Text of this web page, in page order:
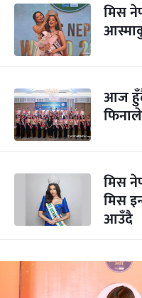
मिस
आज
मिस
मिस
आउँदै